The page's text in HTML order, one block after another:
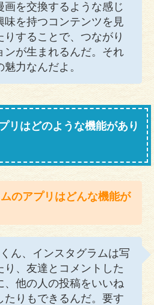
画を交換するような感じ
味を持つコンテンツを見
することで、つながり
ンが生まれるんだ。それ
力なんだよ。
リはどのような機能があり
のアプリはどんな機能が
ん、インスタグラムは写
り、友達とコメントした
、他の人の投稿をいいね
たりもできるんだ。要す